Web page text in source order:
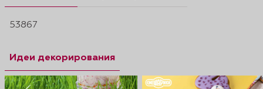
53867
Идеи декорирования